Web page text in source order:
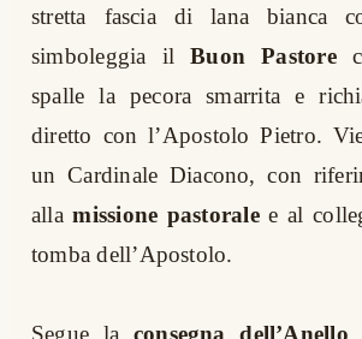
stretta fascia di lana bianca
simboleggia il
Buon Pastore
spalle la pecora smarrita e
diretto con l’Apostolo Pietro.
un Cardinale Diacono, con
alla missione pastorale e al
tomba dell’Apostolo.
Segue la consegna dell’Anello